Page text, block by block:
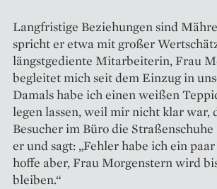
Langfristige Beziehungen sind
spricht er etwa mit großer
längstgediente Mitarbeiterin, Frau
begleitet mich seit dem Einzug in
Damals habe ich einen weißen
legen lassen, weil mir nicht klar war,
Besucher im Büro die Straßenschuhe
er und sagt: „Fehler habe ich ein
hoffe aber, Frau Morgenstern wird
bleiben.“